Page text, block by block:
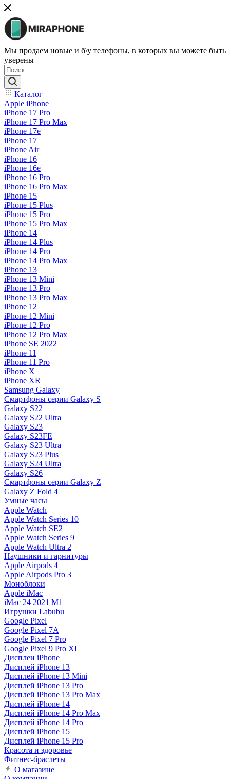
Мы продаем новые и б\у телефоны, в которых вы можете быть
уверены
Каталог
Apple iPhone
iPhone 17 Pro
iPhone 17 Pro Max
iPhone 17e
iPhone 17
iPhone Air
iPhone 16
iPhone 16e
iPhone 16 Pro
iPhone 16 Pro Max
iPhone 15
iPhone 15 Plus
iPhone 15 Pro
iPhone 15 Pro Max
iPhone 14
iPhone 14 Plus
iPhone 14 Pro
iPhone 14 Pro Max
iPhone 13
iPhone 13 Mini
iPhone 13 Pro
iPhone 13 Pro Max
iPhone 12
iPhone 12 Mini
iPhone 12 Pro
iPhone 12 Pro Max
iPhone SE 2022
iPhone 11
iPhone 11 Pro
iPhone X
iPhone XR
Samsung Galaxy
Смартфоны серии Galaxy S
Galaxy S22
Galaxy S22 Ultra
Galaxy S23
Galaxy S23FE
Galaxy S23 Ultra
Galaxy S23 Plus
Galaxy S24 Ultra
Galaxy S26
Смартфоны серии Galaxy Z
Galaxy Z Fold 4
Умные часы
Apple Watch
Apple Watch Series 10
Apple Watch SE2
Apple Watch Series 9
Apple Watch Ultra 2
Наушники и гарнитуры
Apple Airpods 4
Apple Airpods Pro 3
Моноблоки
Apple iMac
iMac 24 2021 M1
Игрушки Labubu
Google Pixel
Google Pixel 7А
Google Pixel 7 Pro
Google Pixel 9 Pro XL
Дисплеи iPhone
Дисплей iPhone 13
Дисплей iPhone 13 Mini
Дисплей iPhone 13 Pro
Дисплей iPhone 13 Pro Max
Дисплей iPhone 14
Дисплей iPhone 14 Pro Max
Дисплей iPhone 14 Pro
Дисплей iPhone 15
Дисплей iPhone 15 Pro
Красота и здоровье
Фитнес-браслеты
О магазине